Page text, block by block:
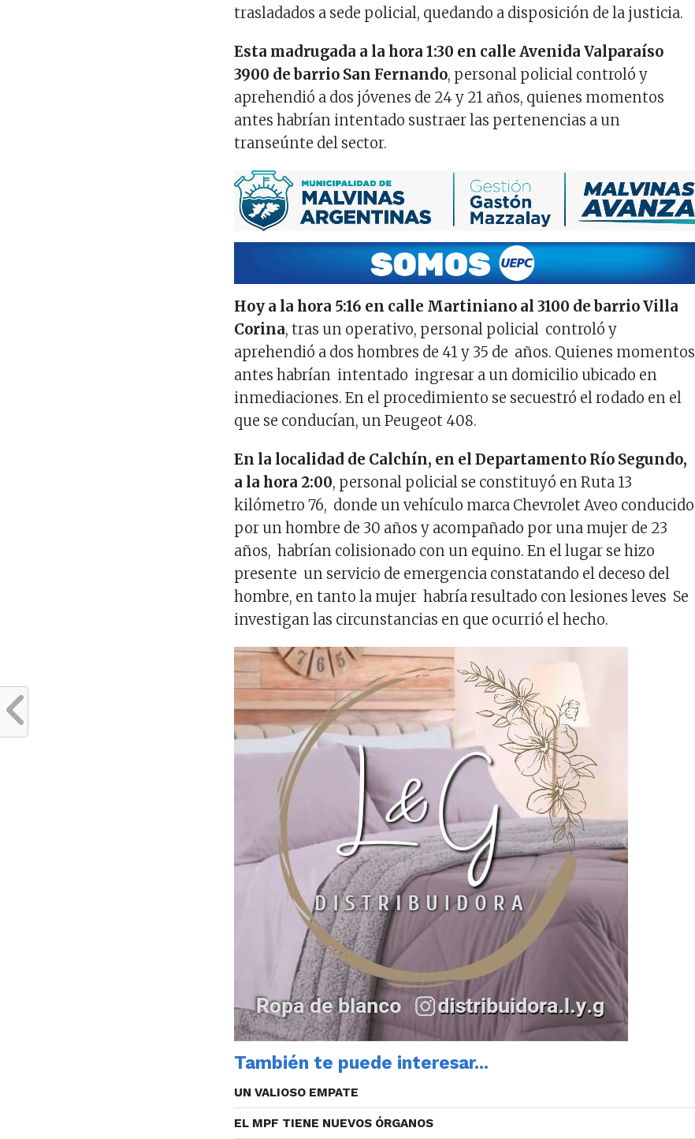
trasladados a sede policial, quedando a disposición de la justicia.
Esta madrugada a la hora 1:30 en calle Avenida Valparaíso
3900 de barrio San Fernando, personal policial controló y
aprehendió a dos jóvenes de 24 y 21 años, quienes momentos
antes habrían intentado sustraer las pertenencias a un
transeúnte del sector.
Hoy a la hora 5:16 en calle Martiniano al 3100 de barrio Villa
Corina, tras un operativo, personal policial controló y
aprehendió a dos hombres de 41 y 35 de años. Quienes momentos
antes habrían intentado ingresar a un domicilio ubicado en
inmediaciones. En el procedimiento se secuestró el rodado en el
que se conducían, un Peugeot 408.
En la localidad de Calchín, en el Departamento Río Segundo,
a la hora 2:00, personal policial se constituyó en Ruta 13
kilómetro 76, donde un vehículo marca Chevrolet Aveo conducido
por un hombre de 30 años y acompañado por una mujer de 23
años, habrían colisionado con un equino. En el lugar se hizo
presente un servicio de emergencia constatando el deceso del
hombre, en tanto la mujer habría resultado con lesiones leves Se
investigan las circunstancias en que ocurrió el hecho.
También te puede interesar...
UN VALIOSO EMPATE
EL MPF TIENE NUEVOS ÓRGANOS